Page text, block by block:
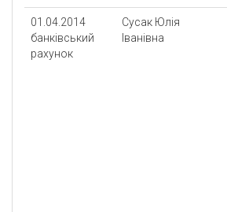
01.04.2014
банківський
рахунок
Сусак Юлія
Іванівна